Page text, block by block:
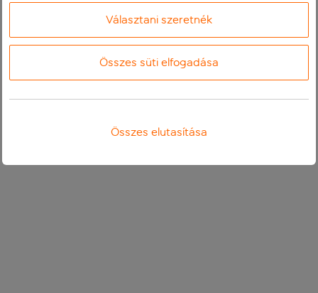
Választani szeretnék
Összes süti elfogadása
Összes elutasítása